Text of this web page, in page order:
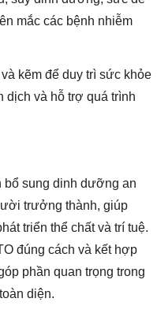
mắc các bệnh nhiễm
kẽm để duy trì sức khỏe
dịch và hỗ trợ quá trình
bổ sung dinh dưỡng an
trưởng thành, giúp
triển thể chất và trí tuệ.
đúng cách và kết hợp
phần quan trọng trong
diện.